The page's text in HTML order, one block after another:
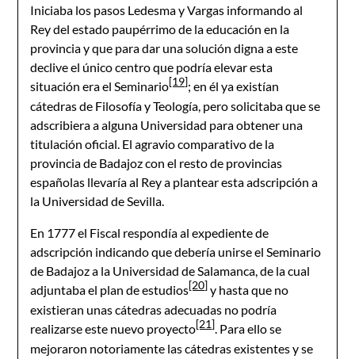
Iniciaba los pasos Ledesma y Vargas informando al
Rey del estado paupérrimo de la educación en la
provincia y que para dar una solución digna a este
declive el único centro que podría elevar esta
situación era el Seminario[19]; en él ya existían
cátedras de Filosofía y Teología, pero solicitaba que se
adscribiera a alguna Universidad para obtener una
titulación oficial. El agravio comparativo de la
provincia de Badajoz con el resto de provincias
españolas llevaría al Rey a plantear esta adscripción a
la Universidad de Sevilla.
En 1777 el Fiscal respondía al expediente de
adscripción indicando que debería unirse el Seminario
de Badajoz a la Universidad de Salamanca, de la cual
adjuntaba el plan de estudios[20]y hasta que no
existieran unas cátedras adecuadas no podría
realizarse este nuevo proyecto[21]. Para ello se
mejoraron notoriamente las cátedras existentes y se